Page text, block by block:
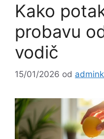
Kako
probavu
vodič
15/01/2026 od